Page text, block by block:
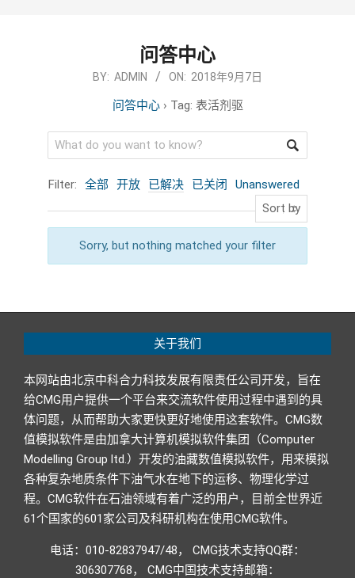
问答中心
BY: ADMIN ON: 2018年9月7日
问答中心› Tag: 表活剂驱
Filter: 全部 开放 已解决 已关闭 Unanswered
Sorry, but nothing matched your filter
关于我们
本网站由北京中科合力科技发展有限责任公司开发，旨在
给CMG用户提供一个平台来交流软件使用过程中遇到的具
体问题，从而帮助大家更快更好地使用这套软件。CMG数
值模拟软件是由加拿大计算机模拟软件集团（Computer
Modelling Group ltd.）开发的油藏数值模拟软件，用来模拟
各种复杂地质条件下油气水在地下的运移、物理化学过
程。CMG软件在石油领域有着广泛的用户，目前全世界近
61个国家的601家公司及科研机构在使用CMG软件。
电话：010-82837947/48， CMG技术支持QQ群：
306307768， CMG中国技术支持邮箱：